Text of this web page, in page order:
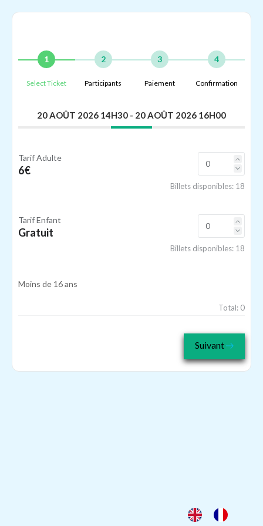
1
Select Ticket
2
Participants
3
Paiement
4
Confirmation
20 AOÛT 2026 14H30 - 20 AOÛT 2026 16H00
Tarif Adulte
6€
Billets disponibles: 18
Tarif Enfant
Gratuit
Billets disponibles: 18
Moins de 16 ans
Total: 0
Suivant